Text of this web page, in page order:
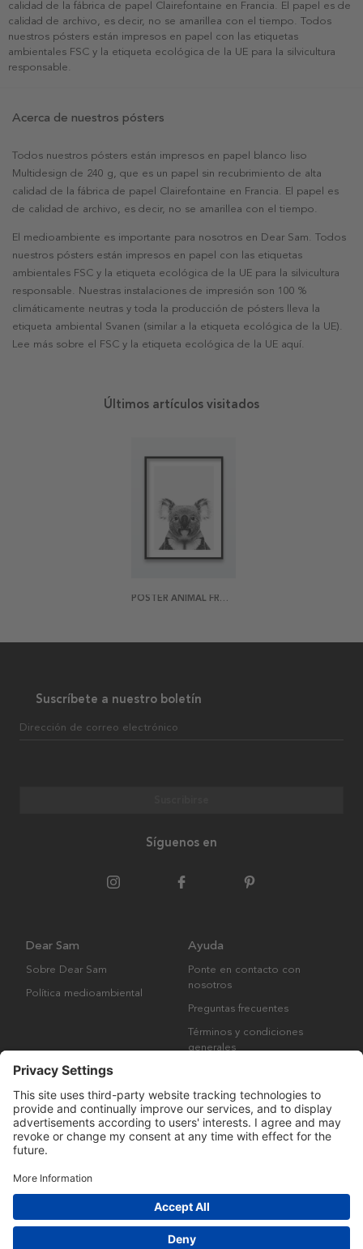
calidad de la fábrica de papel Clairefontaine en Francia. El papel es de
calidad de archivo, es decir, no se amarillea con el tiempo. Todos
nuestros pósters están impresos en papel con las etiquetas
ambientales FSC y la etiqueta ecológica de la UE para la silvicultura
responsable.
Acerca de nuestros pósters
Todos nuestros pósters están impresos en papel blanco liso
Multidesign de 240 g, que es un papel sin recubrimiento de alta
calidad de la fábrica de papel Clairefontaine en Francia. El papel es
de calidad de archivo, es decir, no se amarillea con el tiempo.
El medioambiente es importante para nosotros en Dear Sam. Todos
nuestros pósters están impresos en papel con las etiquetas
ambientales FSC y la etiqueta ecológica de la UE para la silvicultura
responsable. Nuestras instalaciones de impresión son 100 %
climáticamente neutras y toda la producción de pósters lleva la
etiqueta ambiental Svanen (similar a la etiqueta ecológica de la UE).
Lee más sobre el FSC y la etiqueta ecológica de la UE aquí.
Últimos artículos visitados
POSTER ANIMAL FRONT KOALA
Suscríbete a nuestro boletín
Dirección de correo electrónico
Síguenos en
Dear Sam
Sobre Dear Sam
Política medioambiental
Ayuda
Ponte en contacto con
nosotros
Preguntas frecuentes
Términos y condiciones
generales
Derechos de autor © Many Brands AB 2023. Todos los derechos